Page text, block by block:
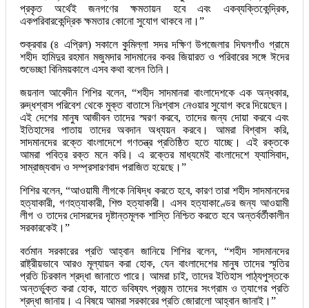
প্রকৃত অর্থেই জনগণের ক্ষমতায়ন হবে এবং একব্যক্তিকেন্দ্রিক,
একপরিবারকেন্দ্রিক ক্ষমতার কোনো সুযোগ থাকবে না।”
শুক্রবার (৪ এপ্রিল) সকালে কুমিল্লা সদর দক্ষিণ উপজেলার দিঘলগাঁও গ্রামে
শহীদ হামিদুর রহমান মজুমদার সাদমানের কবর জিয়ারত ও পরিবারের সঙ্গে ঈদের
শুভেচ্ছা বিনিময়কালে এসব কথা বলেন তিনি।
জয়নাল আবেদীন শিশির বলেন, “শহীদ সাদমানরা বাংলাদেশকে এক অন্ধকার,
রুদ্ধশ্বাস পরিবেশ থেকে মুক্ত বাতাসে নিঃশ্বাস নেওয়ার সুযোগ করে দিয়েছেন।
এই দেশের মানুষ আজীবন তাদের স্মরণ করবে, তাদের জন্য দোয়া করবে এবং
ইতিহাসের পাতায় তাদের অবদান অধ্যয়ন করবে। আমরা বিশ্বাস করি,
সাদমানদের রক্তে বাংলাদেশে গণতন্ত্র প্রতিষ্ঠিত হতে যাচ্ছে। এই রক্তকে
আমরা পবিত্র রক্ত মনে করি। এ রক্তের মাধ্যমেই বাংলাদেশে ফ্যাসিবাদ,
সাম্রাজ্যবাদ ও সম্প্রসারণবাদ পরাজিত হয়েছে।”
শিশির বলেন, “আওয়ামী লীগকে নিষিদ্ধ করতে হবে, কারণ তারা শহীদ সাদমানদের
হত্যাকারী, গণহত্যাকারী, শিশু হত্যাকারী। এসব হত্যাকাণ্ডের জন্য আওয়ামী
লীগ ও তাদের দোসরদের দৃষ্টান্তমূলক শাস্তি নিশ্চিত করতে হবে অন্তর্বর্তীকালীন
সরকারকেই।”
বর্তমান সরকারের প্রতি আহ্বান জানিয়ে শিশির বলেন, “শহীদ সাদমানদের
রাষ্ট্রীয়ভাবে আরও মূল্যায়ন করা হোক, যেন বাংলাদেশের মানুষ তাদের স্মৃতির
প্রতি চিরকাল শ্রদ্ধা জানাতে পারে। আমরা চাই, তাদের ইতিহাস পাঠ্যপুস্তকে
অন্তর্ভুক্ত করা হোক, যাতে ভবিষ্যৎ প্রজন্ম তাদের সংগ্রাম ও ত্যাগের প্রতি
শ্রদ্ধা জানায়। এ বিষয়ে আমরা সরকারের প্রতি জোরালো আহ্বান জানাই।”